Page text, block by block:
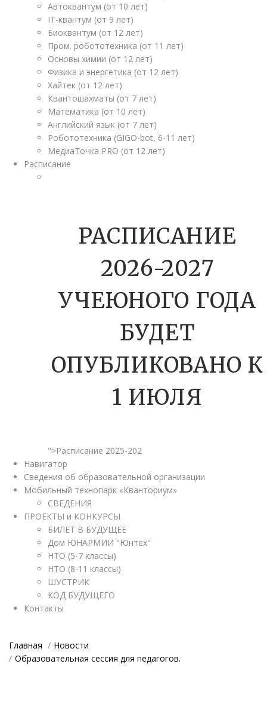
Автоквантум (от 10 лет)
IT-квантум (от 9 лет)
Биоквантум (от 12 лет)
Пром. робототехника (от 11 лет)
Основы химии (от 12 лет)
Физика и энергетика (от 12 лет)
Хайтек (от 12 лет)
Квантошахматы (от 7 лет)
Математика (от 10 лет)
Английский язык (от 7 лет)
Робототехника (GIGO-bot, 6-11 лет)
МедиаТочка PRO (от 12 лет)
Расписание
РАСПИСАНИЕ
2026-2027
УЧЕЮНОГО ГОДА
БУДЕТ
ОПУБЛИКОВАНО К
1 ИЮЛЯ
">Расписание 2025-202
Навигатор
Сведения об образовательной организации
Мобильный технопарк «Кванториум»
СВЕДЕНИЯ
ПРОЕКТЫ и КОНКУРСЫ
БИЛЕТ В БУДУЩЕЕ
Дом ЮНАРМИИ "Юнтех"
НТО (5-7 классы)
НТО (8-11 классы)
ШУСТРИК
КОД БУДУЩЕГО
Контакты
Главная
Новости
Образовательная сессия для педагогов.